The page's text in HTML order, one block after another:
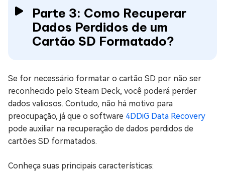
Parte 3: Como Recuperar
Dados Perdidos de um
Cartão SD Formatado?
Se for necessário formatar o cartão SD por não ser
reconhecido pelo Steam Deck, você poderá perder
dados valiosos. Contudo, não há motivo para
preocupação, já que o software 4DDiG Data Recovery
pode auxiliar na recuperação de dados perdidos de
cartões SD formatados.
Conheça suas principais características: